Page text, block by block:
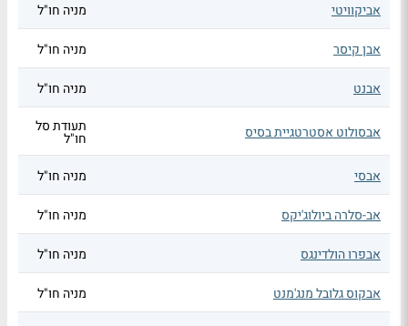
אביקוויטי מניה חו"ל
אבן קיסר מניה חו"ל
אבנט מניה חו"ל
אבסולוט אסטרטגיית בסיס תעודת סל
חו"ל
אבסי
מניה חו"ל
אב-סלרה ביולוג'יקס מניה חו"ל
אבפרו הולדינגס מניה חו"ל
אבקוס גלובל מנג'מנט מניה חו"ל